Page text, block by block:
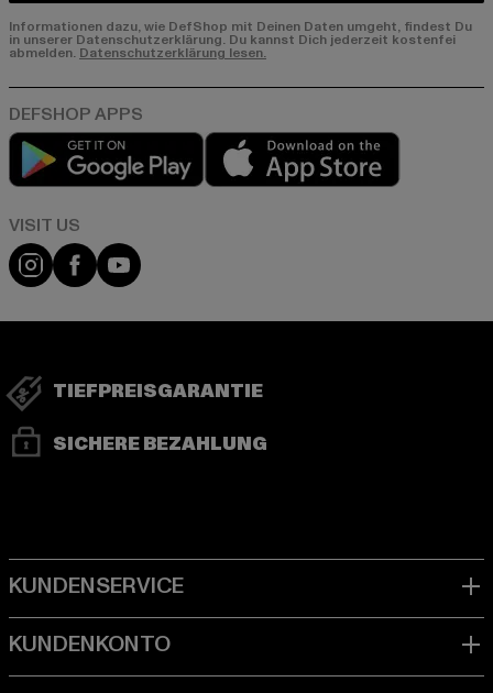
Informationen dazu, wie DefShop mit Deinen Daten umgeht, findest Du
in unserer Datenschutzerklärung. Du kannst Dich jederzeit kostenfei
abmelden. Datenschutzerklärung lesen.
Play market
Visit our Instagram page:
Visit our Facebook page:
Visit our YouTube channel:
TIEFPREISGARANTIE
SICHERE BEZAHLUNG